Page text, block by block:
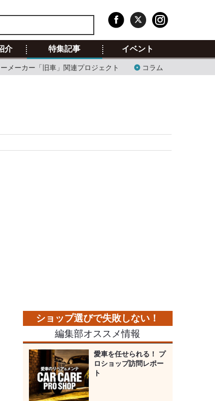
介 特集記事
メーカー「旧車」関連プロジェクト コラム
イベント
編集部オススメ情報
愛車を任せられる！ プ
ロショップ訪問レポー
ト